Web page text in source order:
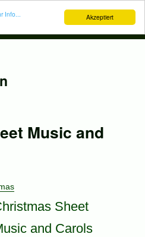
Akzeptiert
Info...
Music and
Sheet
and Carols